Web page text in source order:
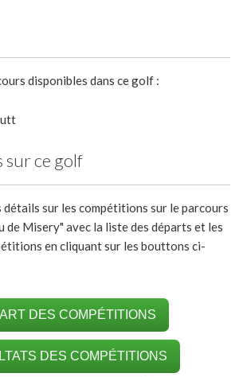
disponibles dans ce golf :
ce golf
sur les compétitions sur le parcours
de Misery" avec la liste des départs et les
en cliquant sur les bouttons ci-
DES COMPÉTITIONS
DES COMPÉTITIONS